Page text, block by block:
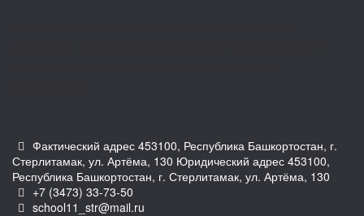
Фактический адрес 453100, Республика Башкортостан, г.
Стерлитамак, ул. Артёма, 130 Юридический адрес 453100,
Республика Башкортостан, г. Стерлитамак, ул. Артёма, 130
+7 (3473) 33-73-50
school11_str@mail.ru